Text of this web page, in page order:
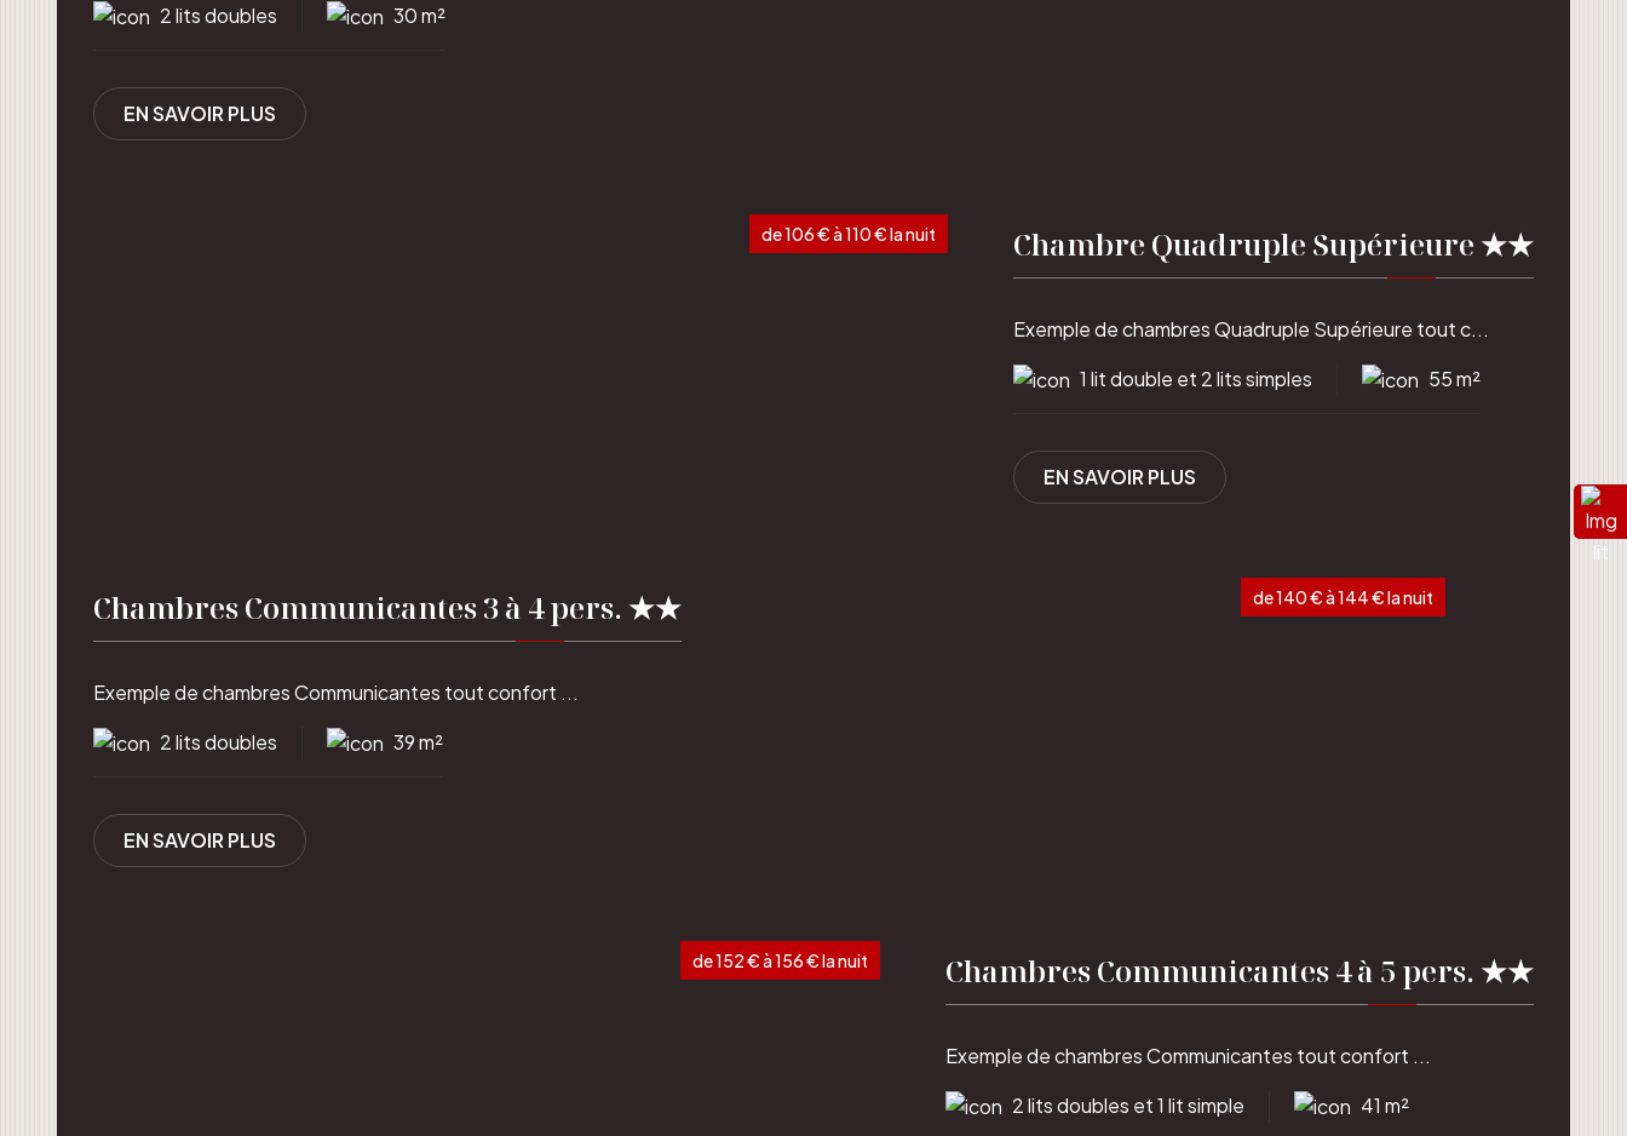
2 lits doubles
30 m²
EN SAVOIR PLUS
Chambre Quadruple Supérieure ★★
Exemple de chambres Quadruple Supérieure tout c...
1 lit double et 2 lits simples
55 m²
EN SAVOIR PLUS
de 106 € à 110 € la nuit
Chambres Communicantes 3 à 4 pers. ★★
Exemple de chambres Communicantes tout confort ...
2 lits doubles
39 m²
EN SAVOIR PLUS
de 140 € à 144 € la nuit
Chambres Communicantes 4 à 5 pers. ★★
Exemple de chambres Communicantes tout confort ...
2 lits doubles et 1 lit simple
41 m²
de 152 € à 156 € la nuit